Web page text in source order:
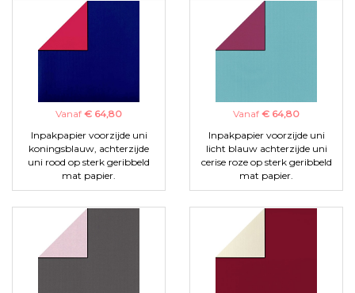
Vanaf € 64,80
Inpakpapier voorzijde uni
koningsblauw, achterzijde
uni rood op sterk geribbeld
mat papier.
Vanaf € 64,80
Inpakpapier voorzijde uni
licht blauw achterzijde uni
cerise roze op sterk geribbeld
mat papier.